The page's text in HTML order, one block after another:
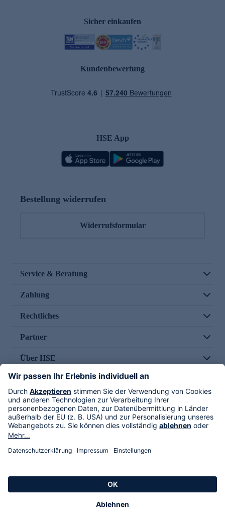
Sicher einkaufen
Kundenbewertung
HSE App
Bestellung widerrufen
Widerrufsformular
Service & Beratung
Zahlung
Rechtliches
Partner
Über HSE
Im TV
HSE International